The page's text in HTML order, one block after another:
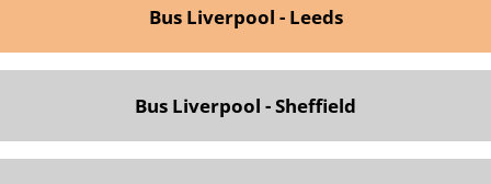
Bus Liverpool - Leeds
Bus Liverpool - Sheffield